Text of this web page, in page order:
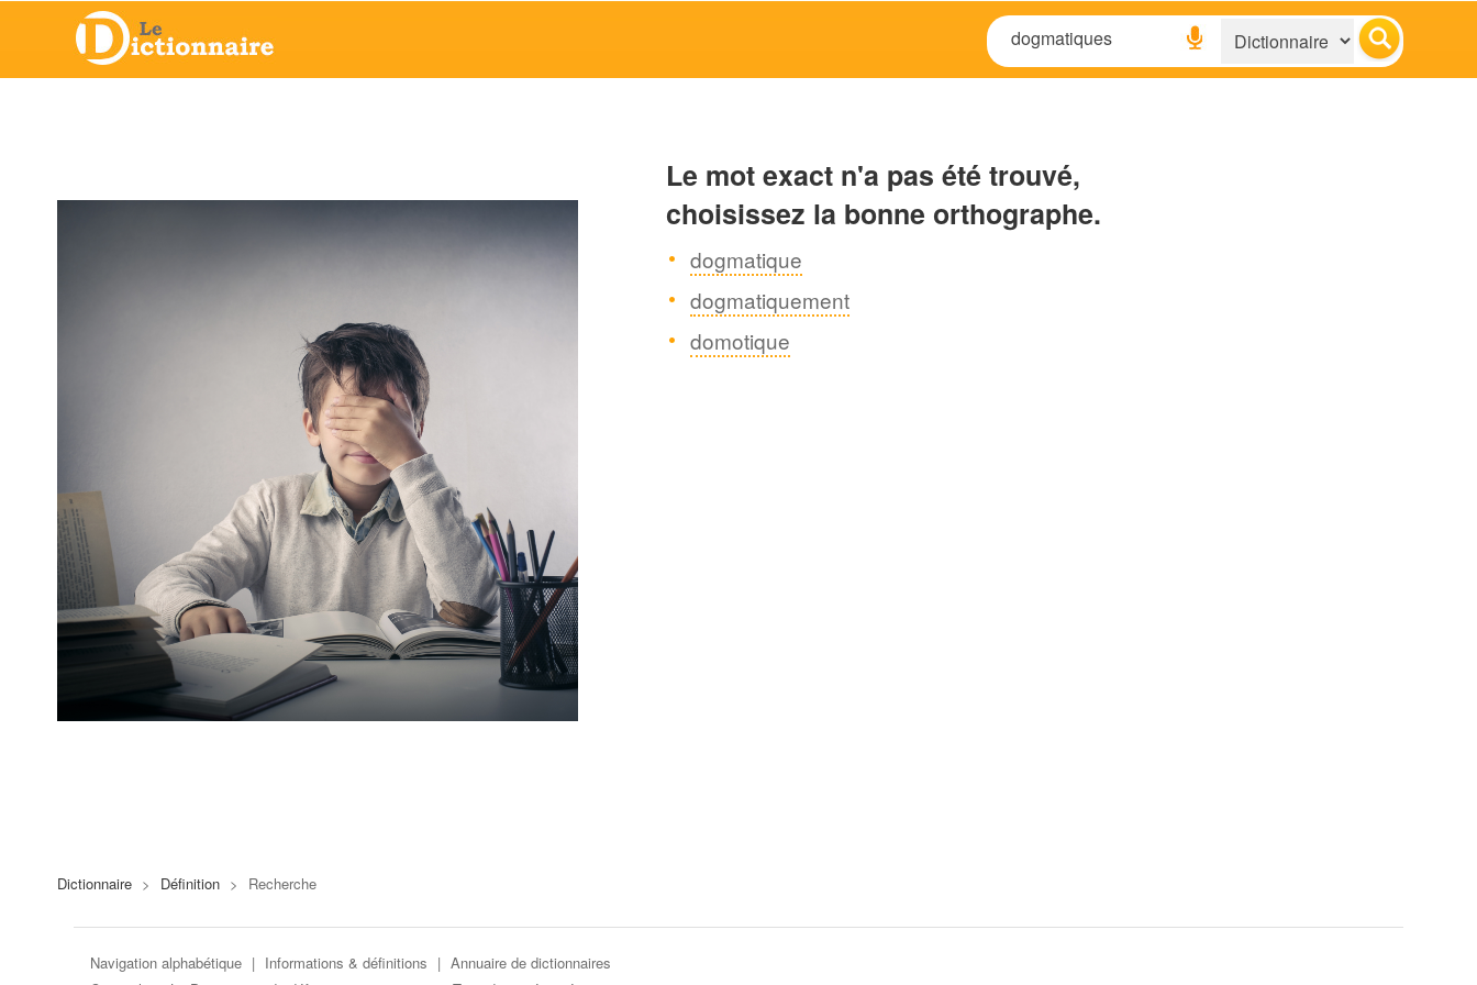
Le mot exact n'a pas été trouvé,
choisissez la bonne orthographe.
dogmatique
dogmatiquement
domotique
Dictionnaire > Définition > Recherche
Navigation alphabétique | Informations & définitions | Annuaire de dictionnaires